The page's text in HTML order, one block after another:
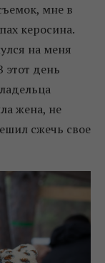
мне в
керосина.
на меня
этот день
жена, не
сжечь свое